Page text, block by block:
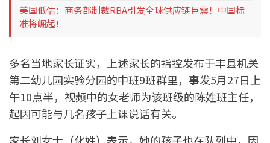
美国低估：商务部制裁RBA引发全球供应链巨震！中国标
准将崛起！
多名当地家长证实，上述家长的指控发布于丰县机关
第二幼儿园实验分园的中班9班群里，事发5月27日上
午10点半，视频中的女老师为该班级的陈姓班主任，
起因可能与几名孩子上课说话有关。
家长刘女士（化姓）表示，她的孩子也在队列中，因